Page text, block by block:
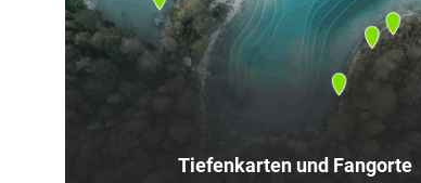
Tiefenkarten und Fangorte